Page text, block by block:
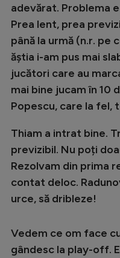
adevărat. Problema
Prea lent, prea
până la urmă (n.r. pe
ăștia i-am pus mai
jucători care au
mai bine jucam în 10
Popescu, care la fel,
Thiam a intrat bine.
previzibil. Nu poți
Rezolvam din prima
contat deloc.
urce, să dribleze!
Vedem ce om face
gândesc la play-off.